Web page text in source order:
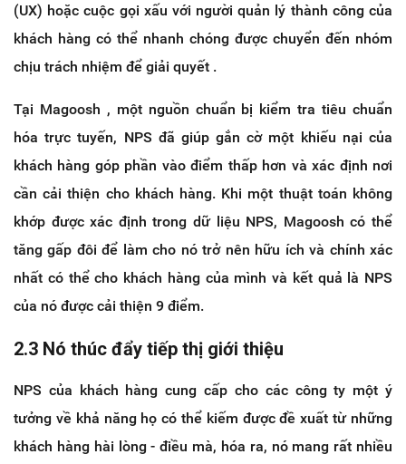
(UX) hoặc cuộc gọi xấu với người quản lý thành công của
khách hàng có thể nhanh chóng được chuyển đến nhóm
chịu trách nhiệm để giải quyết .
Tại Magoosh , một nguồn chuẩn bị kiểm tra tiêu chuẩn
hóa trực tuyến, NPS đã giúp gắn cờ một khiếu nại của
khách hàng góp phần vào điểm thấp hơn và xác định nơi
cần cải thiện cho khách hàng. Khi một thuật toán không
khớp được xác định trong dữ liệu NPS, Magoosh có thể
tăng gấp đôi để làm cho nó trở nên hữu ích và chính xác
nhất có thể cho khách hàng của mình và kết quả là NPS
của nó được cải thiện 9 điểm.
2.3 Nó thúc đẩy tiếp thị giới thiệu
NPS của khách hàng cung cấp cho các công ty một ý
tưởng về khả năng họ có thể kiếm được đề xuất từ ​​những
khách hàng hài lòng - điều mà, hóa ra, nó mang rất nhiều